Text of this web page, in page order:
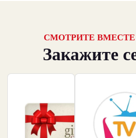
СМОТРИТЕ
Закажите